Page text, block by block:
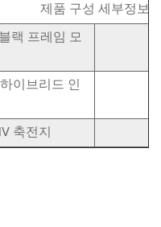
제품 구성 세부정보
랙 프레임 모
이브리드 인
축전지